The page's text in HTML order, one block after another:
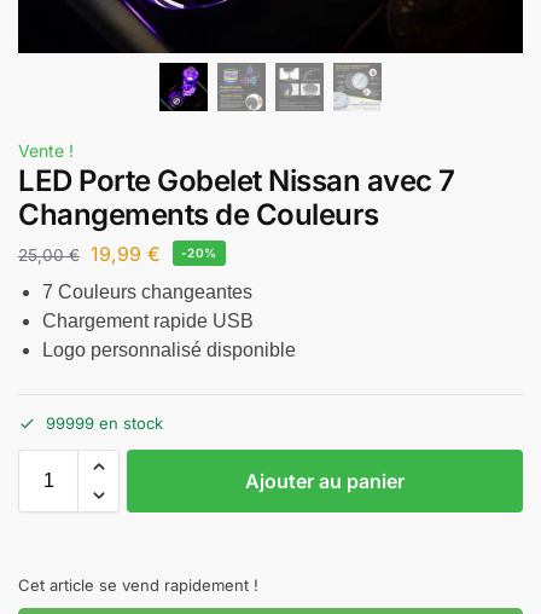
Vente !
LED Porte Gobelet Nissan avec 7
Changements de Couleurs
25,00€ 19,99 € -20%
7 Couleurs changeantes
Chargement rapide USB
Logo personnalisé disponible
99999 en stock
Ajouter au panier
Cet article se vend rapidement !